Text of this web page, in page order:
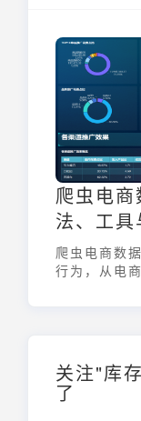
电商有哪些
国内外的热
商的生态格
爬虫电
法、工具
爬虫电商数
行为，从电
技术，是现
关注"库
了